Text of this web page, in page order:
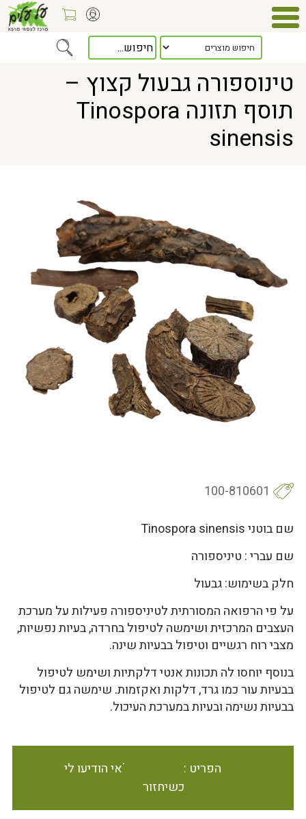
> טינוספורה גבעול קצוץ – תוסף תזונה Tinospora sinensis
טינוספורה גבעול קצוץ –
תוסף תזונה Tinospora
sinensis
100-810601
שם בוטני Tinospora sinensis
שם עברי : טיניספורה
חלק בשימוש: גבעול
על פי הרפואה המסורתית לטיניספורה פעילות על מערכת
העצבים המרכזית ושימשה לטיפול בחרדה, בעיות נפשיות,
מצבי רוח רגשיים וטיפול בבעיות שינה.
בנוסף יוחסו לה תכונות אנטי דלקתיות ושימש לטיפול
בבעיות עור כמו גרד, דלקות ואקזמות. שימשה גם לטיפול
בבעיות נשימה ובעיות במערכת העיכול.
הפריט אינו זמין במלאי הודיעו לי
כשיחזור